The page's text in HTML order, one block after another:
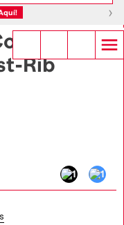
›
›
Rib